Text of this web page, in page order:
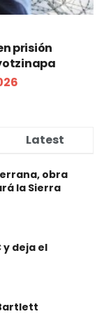
prisión
Latest
obra
la Sierra
y deja el